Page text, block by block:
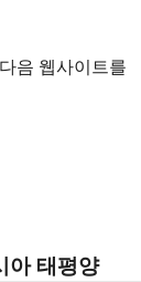
음 웹사이트를
아 태평양